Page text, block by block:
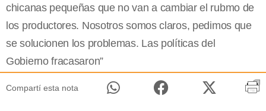
chicanas pequeñas que no van a cambiar el rubmo de
los productores. Nosotros somos claros, pedimos que
se solucionen los problemas. Las políticas del
Gobierno fracasaron”
Compartí esta nota